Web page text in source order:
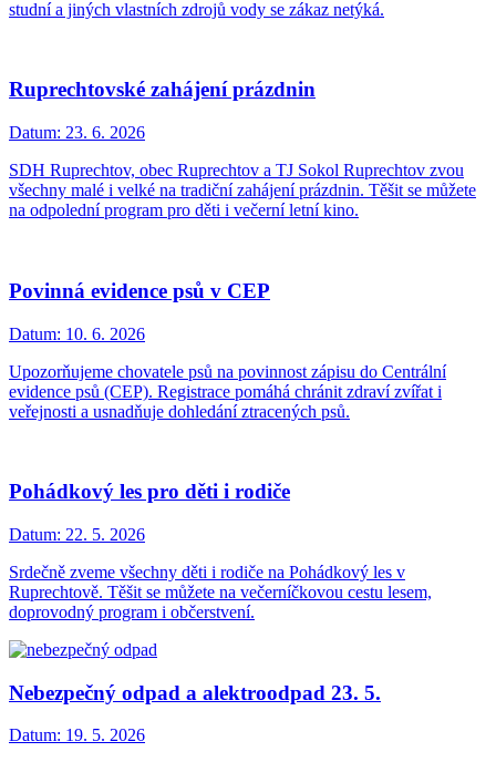
studní a jiných vlastních zdrojů vody se zákaz netýká.
Ruprechtovské zahájení prázdnin
Datum: 23. 6. 2026
SDH Ruprechtov, obec Ruprechtov a TJ Sokol Ruprechtov zvou
všechny malé i velké na tradiční zahájení prázdnin. Těšit se můžete
na odpolední program pro děti i večerní letní kino.
Povinná evidence psů v CEP
Datum: 10. 6. 2026
Upozorňujeme chovatele psů na povinnost zápisu do Centrální
evidence psů (CEP). Registrace pomáhá chránit zdraví zvířat i
veřejnosti a usnadňuje dohledání ztracených psů.
Pohádkový les pro děti i rodiče
Datum: 22. 5. 2026
Srdečně zveme všechny děti i rodiče na Pohádkový les v
Ruprechtově. Těšit se můžete na večerníčkovou cestu lesem,
doprovodný program i občerstvení.
Nebezpečný odpad a alektroodpad 23. 5.
Datum: 19. 5. 2026